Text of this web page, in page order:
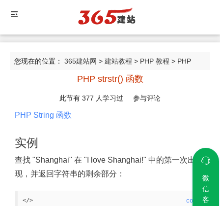
您现在的位置： 365建站网 > 建站教程 > PHP 教程 > PHP
PHP strstr() 函数
此节有 377 人学习过 参与评论
PHP String 函数
实例
查找 "Shanghai" 在 "I love Shanghai!" 中的第一次出
现，并返回字符串的剩余部分：
</> code
微
信
客